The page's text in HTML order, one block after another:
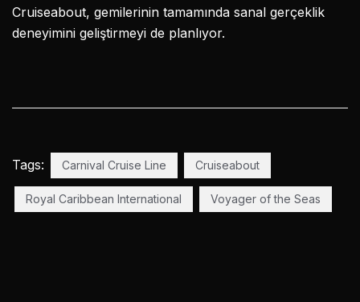
Cruiseabout, gemilerinin tamamında sanal gerçeklik
deneyimini geliştirmeyi de planlıyor.
Tags: Carnival Cruise Line Cruiseabout
Royal Caribbean International Voyager of the Seas